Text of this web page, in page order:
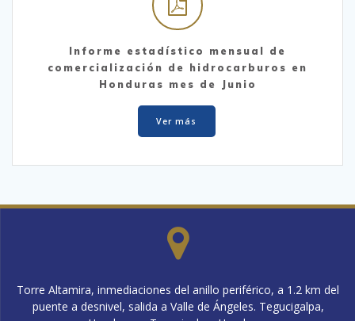
Informe estadístico mensual de
comercialización de hidrocarburos en
Honduras mes de Junio
Ver más
Torre Altamira, inmediaciones del anillo periférico, a 1.2 km del
puente a desnivel, salida a Valle de Ángeles. Tegucigalpa,